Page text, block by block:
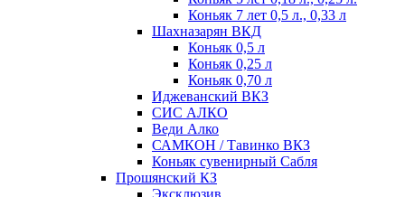
Коньяк 7 лет 0,5 л., 0,33 л
Шахназарян ВКД
Коньяк 0,5 л
Коньяк 0,25 л
Коньяк 0,70 л
Иджеванский ВКЗ
СИС АЛКО
Веди Алко
САМКОН / Тавинко ВКЗ
Коньяк сувенирный Сабля
Прошянский КЗ
Эксклюзив